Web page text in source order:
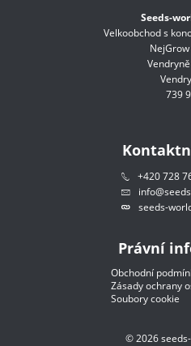
Seeds-
Velkoobchod s
739
+420 728
seeds-
Právní
Obchodní
Zásady ochrany
Soubory cookie
©2026